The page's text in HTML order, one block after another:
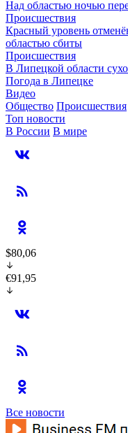
Над областью ночью
Происшествия
Красный уровень
областью сбиты
Происшествия
В Липецкой области
Погода в Липецке
Видео
Общество Происшествия
Топ новости
В России В мире
$80,06
€91,95
Все новости